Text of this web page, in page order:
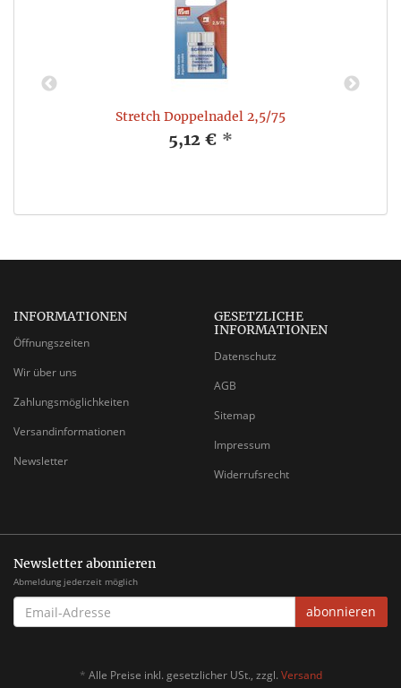
Stretch Doppelnadel 2,5/75
5,12 € *
INFORMATIONEN
Öffnungszeiten
Wir über uns
Zahlungsmöglichkeiten
Versandinformationen
Newsletter
GESETZLICHE
INFORMATIONEN
Datenschutz
AGB
Sitemap
Impressum
Widerrufsrecht
Newsletter abonnieren
Abmeldung jederzeit möglich
EMAIL-
ADRESSE
abonnieren
* Alle Preise inkl. gesetzlicher USt., zzgl. Versand